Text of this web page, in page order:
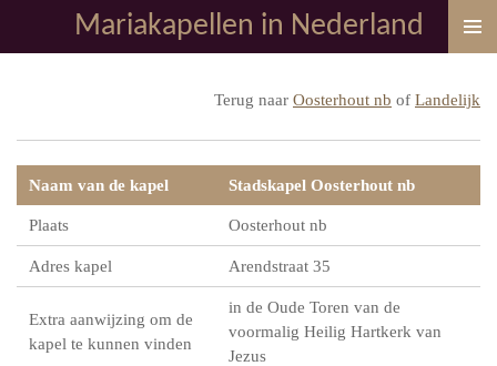
direct
Mariakapellen in Nederland
Terug naar Oosterhout nb of Landelijk
Naam van de kapel Stadskapel Oosterhout nb
Plaats Oosterhout nb
Adres kapel Arendstraat 35
Extra aanwijzing om de
kapel te kunnen vinden
in de Oude Toren van de
voormalig Heilig Hartkerk van
Jezus